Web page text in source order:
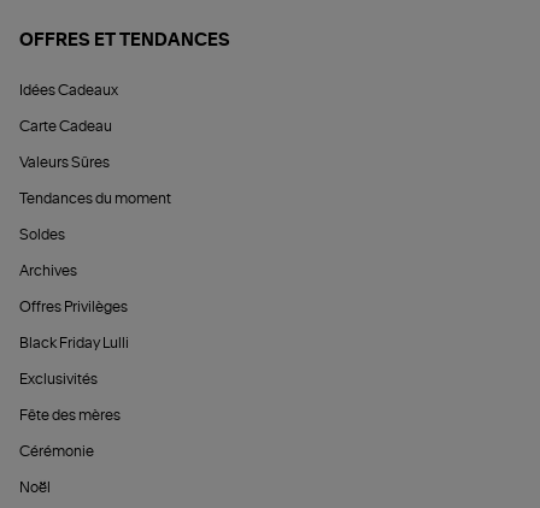
OFFRES ET TENDANCES
Idées Cadeaux
Carte Cadeau
Valeurs Sûres
Tendances du moment
Soldes
Archives
Offres Privilèges
Black Friday Lulli
Exclusivités
Fête des mères
Cérémonie
Noël